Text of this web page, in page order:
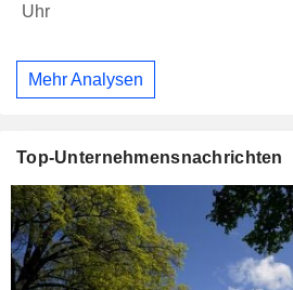
Uhr
Mehr Analysen
Top-Unternehmensnachrichten